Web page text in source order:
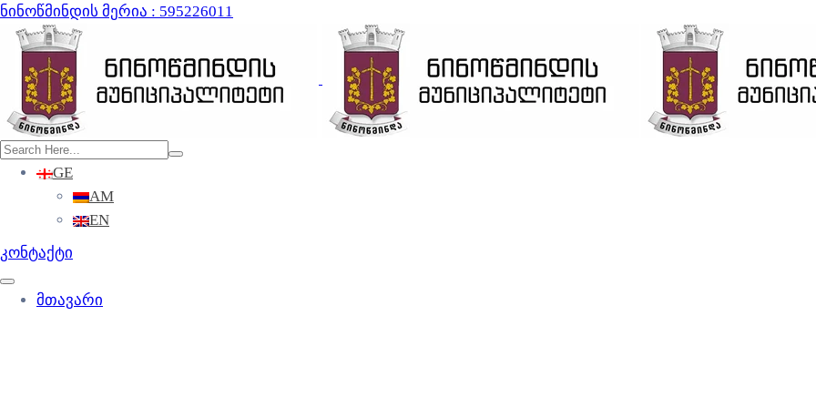
ნინოწმინდის მერია : 595226011
GE
AM
EN
კონტაქტი
მთავარი
ვებ გვერდი მუშაობს სატესტო რეჟიმში კარგი!